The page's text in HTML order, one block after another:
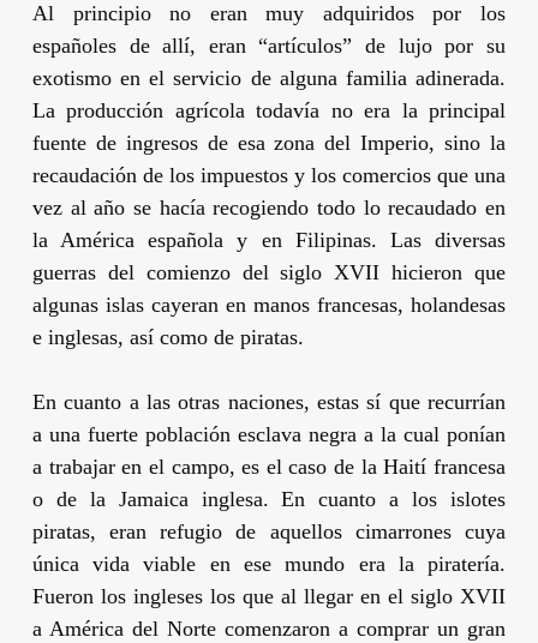
Al principio no eran muy adquiridos por los
españoles de allí, eran “artículos” de lujo por su
exotismo en el servicio de alguna familia adinerada.
La producción agrícola todavía no era la principal
fuente de ingresos de esa zona del Imperio, sino la
recaudación de los impuestos y los comercios que una
vez al año se hacía recogiendo todo lo recaudado en
la América española y en Filipinas. Las diversas
guerras del comienzo del siglo XVII hicieron que
algunas islas cayeran en manos francesas, holandesas
e inglesas, así como de piratas.
En cuanto a las otras naciones, estas sí que recurrían
a una fuerte población esclava negra a la cual ponían
a trabajar en el campo, es el caso de la Haití francesa
o de la Jamaica inglesa. En cuanto a los islotes
piratas, eran refugio de aquellos cimarrones cuya
única vida viable en ese mundo era la piratería.
Fueron los ingleses los que al llegar en el siglo XVII
a América del Norte comenzaron a comprar un gran